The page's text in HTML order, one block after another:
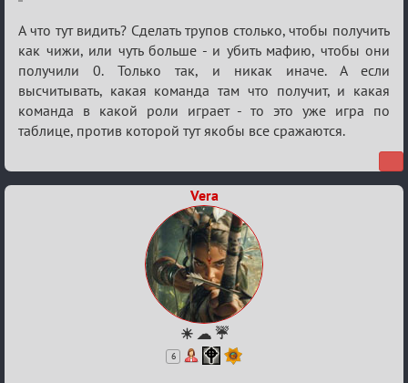
А что тут видить? Сделать трупов столько, чтобы получить
как чижи, или чуть больше - и убить мафию, чтобы они
получили 0. Только так, и никак иначе. А если
высчитывать, какая команда там что получит, и какая
команда в какой роли играет - то это уже игра по
таблице, против которой тут якобы все сражаются.
Vera
☀ ☁ ☔
6